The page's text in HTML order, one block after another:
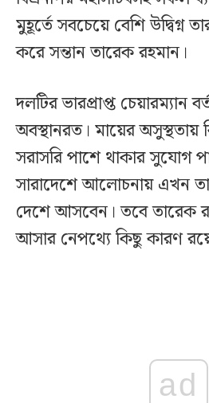
মুহূর্তে সবচেয়ে বেশি উদ্বিগ্ন
করে সন্তান তারেক রহমান। ‍
দলটির ভারপ্রাপ্ত চেয়ারম্যান
অবস্থানরত। মায়ের
সরাসরি পাশে থাকার সুযোগ
সারাদেশে আলোচনায় এখন
দেশে আসবেন। তবে তারেক
আসার নেপথ্যে কিছু কারণ
ad